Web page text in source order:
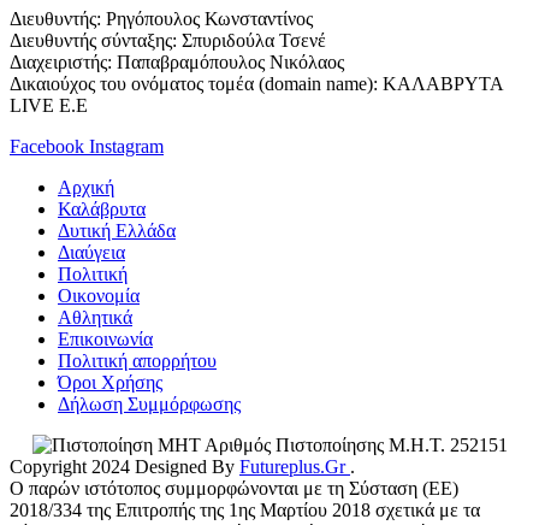
Διευθυντής: Ρηγόπουλος Κωνσταντίνος
Διευθυντής σύνταξης: Σπυριδούλα Τσενέ
Διαχειριστής: Παπαβραμόπουλος Νικόλαος
Δικαιούχος του ονόματος τομέα (domain name): ΚΑΛΑΒΡΥΤΑ
LIVE E.E
Facebook Instagram
Αρχική
Καλάβρυτα
Δυτική Ελλάδα
Διαύγεια
Πολιτική
Οικονομία
Αθλητικά
Επικοινωνία
Πολιτική απορρήτου
Όροι Χρήσης
Δήλωση Συμμόρφωσης
Αριθμός Πιστοποίησης Μ.Η.Τ. 252151
Copyright 2024 Designed By Futureplus.Gr .
Ο παρών ιστότοπος συμμορφώνονται με τη Σύσταση (ΕΕ)
2018/334 της Επιτροπής της 1ης Μαρτίου 2018 σχετικά με τα